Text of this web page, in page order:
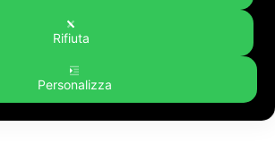
Rifiuta
Personalizza